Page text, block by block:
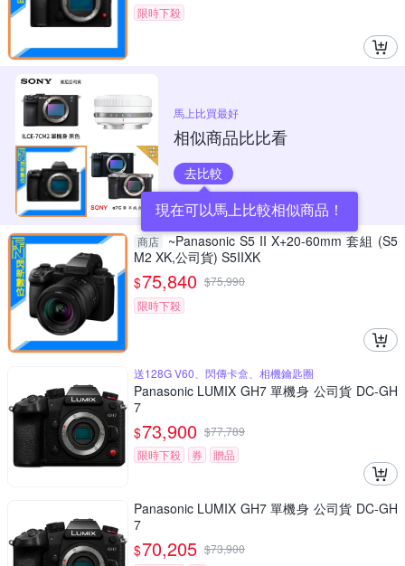
限時下殺
馬上比買最好
相似商品比比看
去比較
現在可以馬上比較相似商品！
商店
~Panasonic S5 II X+20-60mm 套組 (S5
M2 XK,公司貨) S5IIXK
$75,840 $75,990
限時下殺
送128G V60、閃傳卡盒、相機鑰匙圈
Panasonic LUMIX GH7 單機身 公司貨 DC-GH
7
$73,900 $77,789
限時下殺
券 贈品
Panasonic LUMIX GH7 單機身 公司貨 DC-GH
7
$70,205 $73,900